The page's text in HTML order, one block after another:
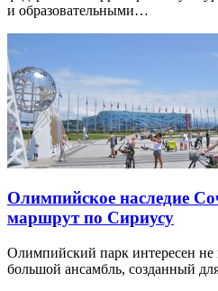
и образовательными…
Олимпийское наследие
маршрут по Сириусу
Олимпийский парк интересен не
большой ансамбль, созданный